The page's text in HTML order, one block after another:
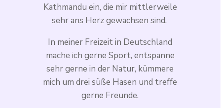
Kathmandu ein, die mir mittlerweile
sehr ans Herz gewachsen sind.
In meiner Freizeit in Deutschland
mache ich gerne Sport, entspanne
sehr gerne in der Natur, kümmere
mich um drei süße Hasen und treffe
gerne Freunde.